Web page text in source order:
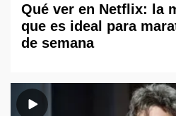
Qué ver en Netflix: la
que es ideal para
de semana